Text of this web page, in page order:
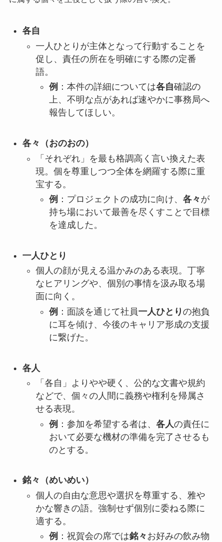
各自
一人ひとりが主体となって行動することを
促し、責任の所在を明確にする際の定番
語。
例 ：本件の詳細については各自確認の
上、不明な点があれば速やかに事務局へ
報告してほしい。
各々（おのおの）
「それぞれ」を最も格調高く言い換えた表
現。個を尊重しつつ全体を網羅する際に重
宝する。
例 ：プロジェクトの成功に向け、 各々 が
持ち場において最善を尽くすことで目標
を達成した。
一人ひとり
個人の顔が見える温かみのある表現。丁寧
なヒアリングや、個別の事情を汲み取る場
面に向く。
例 ：面談を通じて社員一人ひとりの抱負
に耳を傾け、今後のキャリア形成の支援
に繋げた。
各人
「各自」よりやや硬く、公的な文書や規約
などで、個々の人間に義務や権利を帰属さ
せる表現。
例 ：参加を希望する者は、 各人の責任に
おいて必要な機材の準備を完了させるも
のとする。
銘々（めいめい）
個人の自由な意思や選択を尊重する、雅や
かな響きの語。強制せず個別に委ねる際に
適する。
例 ：祝賀会の席では銘々 お好みの飲み物